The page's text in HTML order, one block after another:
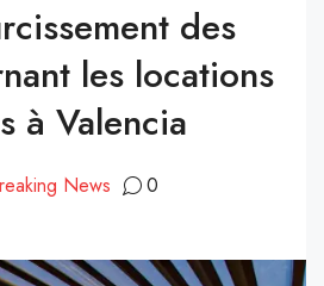
des
les locations
à Valencia
News 0